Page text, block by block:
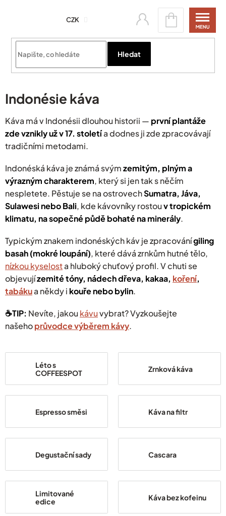
CZK
Hledat
Nákupní
košík
Indonésie káva
Káva má v Indonésii dlouhou historii — první plantáže
zde vznikly už v 17. stoletía dodnes ji zde zpracovávají
tradičními metodami.
Indonéská káva je známá svýmzemitým, plným a
výrazným charakterem, který si jen tak s něčím
nespletete. Pěstuje se na ostrovechSumatra, Jáva,
Sulawesi nebo Bali, kde kávovníky rostouv tropickém
klimatu, na sopečné půdě bohaté na minerály.
Typickým znakem indonéských káv je zpracovánígiling
basah (mokré loupání), které dává zrnkům hutné tělo,
nízkou kyselosta hluboký chuťový profil. V chuti se
objevujízemité tóny, nádech dřeva, kakaa, koření,
tabákua někdy i kouře nebo bylin.
☕️TIP: Nevíte, jakoukávuvybrat? Vyzkoušejte
našehoprůvodce výběrem kávy.
Léto s
COFFEESPOT
Zrnková káva
Espresso směsi Káva na filtr
Degustační sady Cascara
Limitované
edice
Káva bez kofeinu